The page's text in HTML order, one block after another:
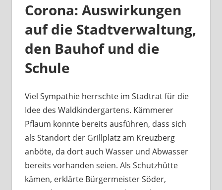
Corona: Auswirkungen
auf die Stadtverwaltung,
den Bauhof und die
Schule
Viel Sympathie herrschte im Stadtrat für die
Idee des Waldkindergartens. Kämmerer
Pflaum konnte bereits ausführen, dass sich
als Standort der Grillplatz am Kreuzberg
anböte, da dort auch Wasser und Abwasser
bereits vorhanden seien. Als Schutzhütte
kämen, erklärte Bürgermeister Söder,